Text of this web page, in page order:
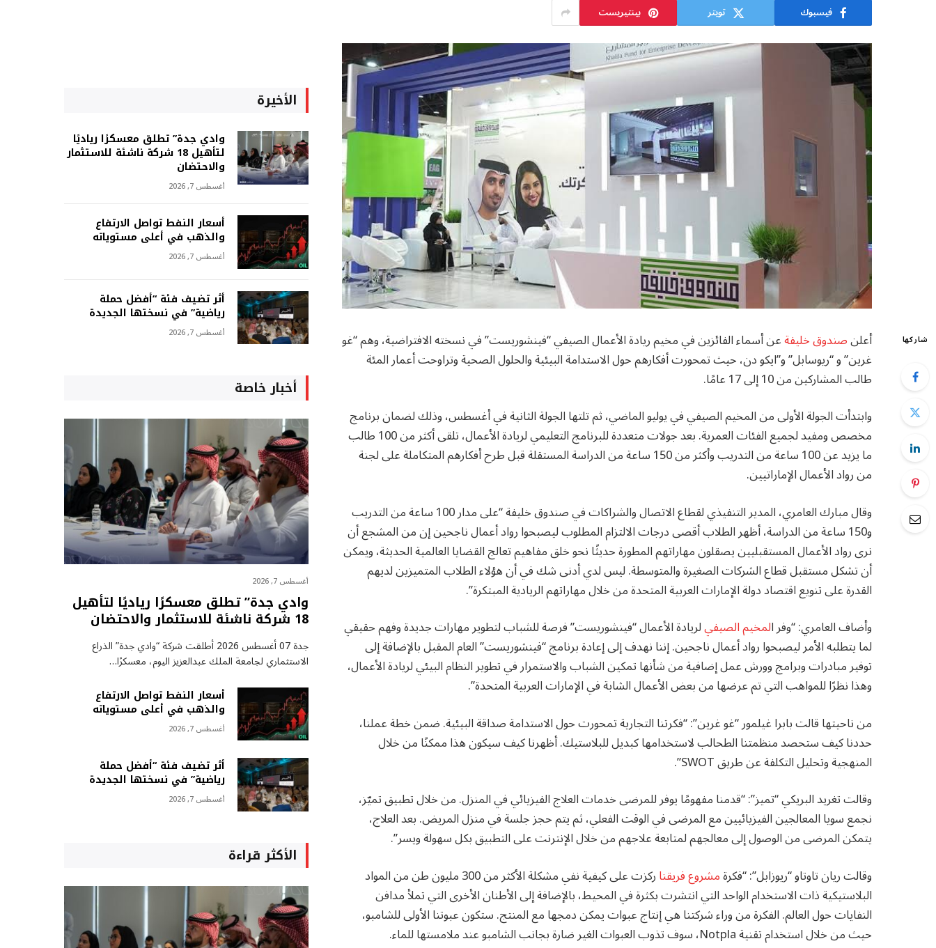
فيسبوك تويتر بينتيريست
شاركها أعلنصندوق خليفةعن أسماء الفائزين في مخيم ريادة الأعمال الصيفي “فينشوريست” في نسخته الافتراضية، وهم “غو
غرين” و “ريوسابل” و”ايكو دن، حيث تمحورت أفكارهم حول الاستدامة البيئية والحلول الصحية وتراوحت أعمار المئة
طالب المشاركين من 10 إلى 17 عامًا.
وابتدأت الجولة الأولى من المخيم الصيفي في يوليو الماضي، ثم تلتها الجولة الثانية في أغسطس، وذلك لضمان برنامج
مخصص ومفيد لجميع الفئات العمرية. بعد جولات متعددة للبرنامج التعليمي لريادة الأعمال، تلقى أكثر من 100 طالب
ما يزيد عن 100 ساعة من التدريب وأكثر من 150 ساعة من الدراسة المستقلة قبل طرح أفكارهم المتكاملة على لجنة
من رواد الأعمال الإماراتيين.
وقال مبارك العامري، المدير التنفيذي لقطاع الاتصال والشراكات في صندوق خليفة “على مدار 100 ساعة من التدريب
و150 ساعة من الدراسة، أظهر الطلاب أقصى درجات الالتزام المطلوب ليصبحوا رواد أعمال ناجحين إن من المشجع أن
نرى رواد الأعمال المستقبليين يصقلون مهاراتهم المطورة حديثًا نحو خلق مفاهيم تعالج القضايا العالمية الحديثة، ويمكن
أن تشكل مستقبل قطاع الشركات الصغيرة والمتوسطة. ليس لدي أدنى شك في أن هؤلاء الطلاب المتميزين لديهم
القدرة على تنويع اقتصاد دولة الإمارات العربية المتحدة من خلال مهاراتهم الريادية المبتكرة”.
وأضاف العامري: “وفر المخيم الصيفيلريادة الأعمال “فينشوريست” فرصة للشباب لتطوير مهارات جديدة وفهم حقيقي
لما يتطلبه الأمر ليصبحوا رواد أعمال ناجحين. إننا نهدف إلى إعادة برنامج “فينشوريست” العام المقبل بالإضافة إلى
توفير مبادرات وبرامج وورش عمل إضافية من شأنها تمكين الشباب والاستمرار في تطوير النظام البيئي لريادة الأعمال،
وهذا نظرًا للمواهب التي تم عرضها من بعض الأعمال الشابة في الإمارات العربية المتحدة”.
من ناحيتها قالت بابرا غيلمور “غو غرين”: “فكرتنا التجارية تمحورت حول الاستدامة صداقة البيئية. ضمن خطة عملنا،
حددنا كيف ستحصد منظمتنا الطحالب لاستخدامها كبديل للبلاستيك. أظهرنا كيف سيكون هذا ممكنًا من خلال
المنهجية وتحليل التكلفة عن طريق SWOT”.
وقالت تغريد البريكي “تميز”: “قدمنا مفهومًا يوفر للمرضى خدمات العلاج الفيزيائي في المنزل. من خلال تطبيق تميّز،
نجمع سويا المعالجين الفيزيائيين مع المرضى في الوقت الفعلي، ثم يتم حجز جلسة في منزل المريض. بعد العلاج،
يتمكن المرضى من الوصول إلى معالجهم لمتابعة علاجهم من خلال الإنترنت على التطبيق بكل سهولة ويسر”.
وقالت ريان تاوتاو “ريوزابل”: “فكرةمشروع فريقنا
ركزت على كيفية نفي مشكلة الأكثر من 300 مليون طن من المواد
البلاستيكية ذات الاستخدام الواحد التي انتشرت بكثرة في المحيط، بالإضافة إلى الأطنان الأخرى التي تملأ مدافن
النفايات حول العالم. الفكرة من وراء شركتنا هي إنتاج عبوات يمكن دمجها مع المنتج. ستكون عبوتنا الأولى للشامبو،
حيث من خلال استخدام تقنية Notpla، سوف تذوب العبوات الغير ضارة بجانب الشامبو عند ملامستها للماء.
الأخيرة
وادي جدة” تطلق معسكرًا رياديًا
لتأهيل 18 شركة ناشئة للاستثمار
والاحتضان
أغسطس 7, 2026
أسعار النفط تواصل الارتفاع
والذهب في أعلى مستوياته
أغسطس 7, 2026
أثر تضيف فئة “أفضل حملة
رياضية” في نسختها الجديدة
أغسطس 7, 2026
أخبار خاصة
أغسطس 7, 2026
وادي جدة” تطلق معسكرًا رياديًا لتأهيل
18 شركة ناشئة للاستثمار والاحتضان
جدة 07 أغسطس 2026 أطلقت شركة “وادي جدة” الذراع
الاستثماري لجامعة الملك عبدالعزيز اليوم، معسكرًا…
أسعار النفط تواصل الارتفاع
والذهب في أعلى مستوياته
أغسطس 7, 2026
أثر تضيف فئة “أفضل حملة
رياضية” في نسختها الجديدة
أغسطس 7, 2026
الأكثر قراءة